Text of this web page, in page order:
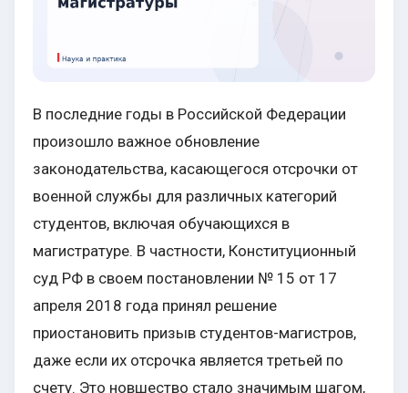
В последние годы в Российской Федерации
произошло важное обновление
законодательства, касающегося отсрочки от
военной службы для различных категорий
студентов, включая обучающихся в
магистратуре. В частности, Конституционный
суд РФ в своем постановлении № 15 от 17
апреля 2018 года принял решение
приостановить призыв студентов-магистров,
даже если их отсрочка является третьей по
счету. Это новшество стало значимым шагом,